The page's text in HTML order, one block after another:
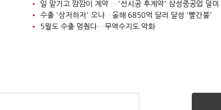
일 맡기고 깜깜이 계약 …'선시공 후계약' 삼성중공업 덜미
수출 '상저하저' 오나…올해 6850억 달러 달성 '빨간불'
5월도 수출 멈췄다…무역수지도 악화